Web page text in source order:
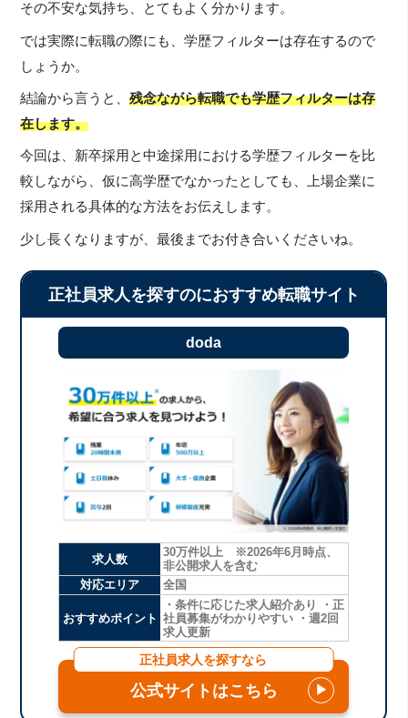
その不安な気持ち、とてもよく分かります。
では実際に転職の際にも、学歴フィルターは存在するので
しょうか。
結論から言うと、残念ながら転職でも学歴フィルターは存
在します。
今回は、新卒採用と中途採用における学歴フィルターを比
較しながら、仮に高学歴でなかったとしても、上場企業に
採用される具体的な方法をお伝えします。
少し長くなりますが、最後までお付き合いくださいね。
正社員求人を探すのにおすすめ転職サイト
doda
求人数
30万件以上 ※2026年6月時点、
非公開求人を含む
対応エリア
全国
おすすめポイント
・条件に応じた求人紹介あり ・正
社員募集がわかりやすい ・週2回
求人更新
正社員求人を探すなら
公式サイトはこちら ▶